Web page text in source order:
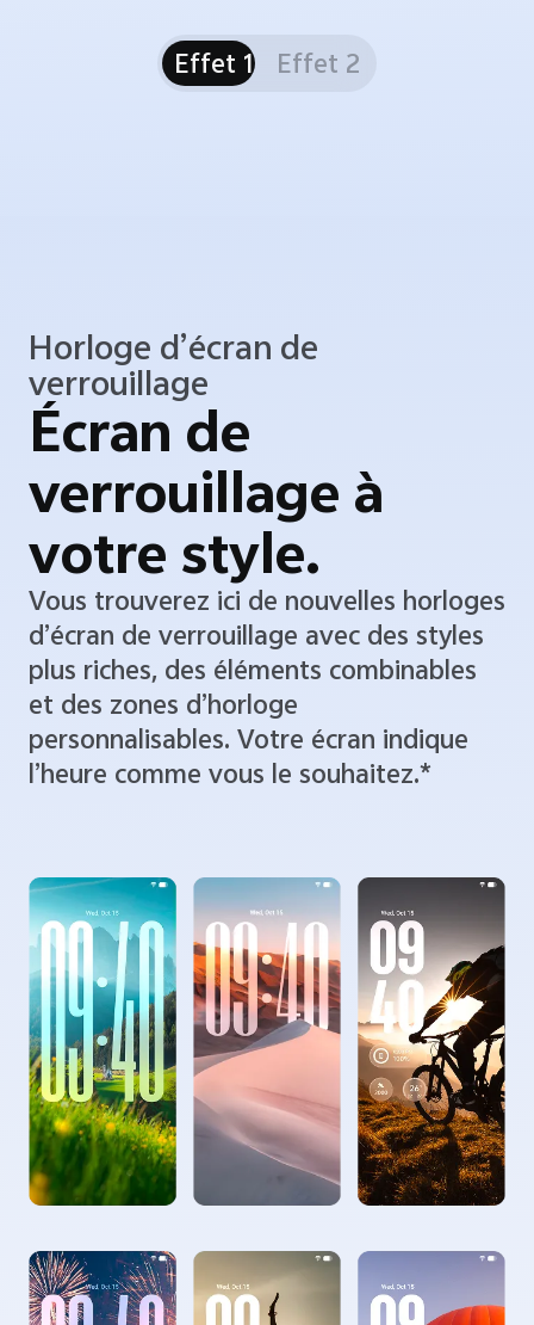
Horloge d’écran de
verrouillage
Écran de
verrouillage à
votre style.
Vous trouverez ici de nouvelles horloges
d’écran de verrouillage avec des styles
plus riches, des éléments combinables
et des zones d’horloge
personnalisables. Votre écran indique